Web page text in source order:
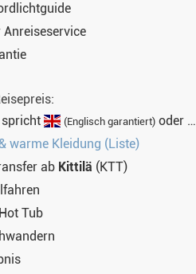
4 Tage €3.180,- MEHR
4 Tage €3.180,-
spricht
(Englisch garantiert) oder
warme Kleidung (Liste)
ab Kittilä (KTT)
Tub